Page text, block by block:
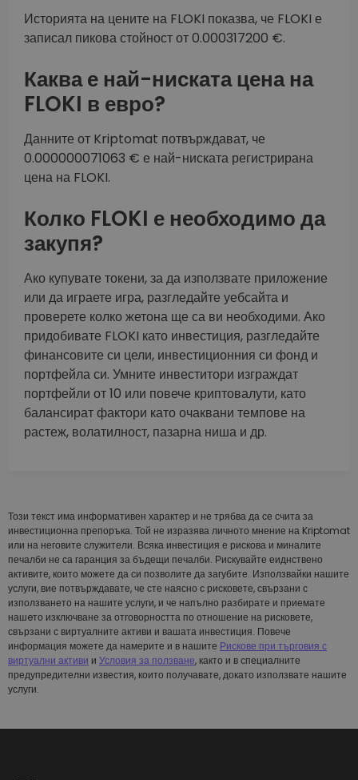
Историята на цените на FLOKI показва, че FLOKI е
записал пикова стойност от 0.000317200 €.
Каква е най-ниската цена на
FLOKI в евро?
Данните от Kriptomat потвърждават, че
0.000000071063 € е най-ниската регистрирана
цена на FLOKI.
Колко FLOKI е необходимо да
закупя?
Ако купувате токени, за да използвате приложение
или да играете игра, разгледайте уебсайта и
проверете колко жетона ще са ви необходими. Ако
придобивате FLOKI като инвестиция, разгледайте
финансовите си цели, инвестиционния си фонд и
портфейла си. Умните инвеститори изграждат
портфейли от 10 или повече криптовалути, като
балансират фактори като очаквани темпове на
растеж, волатилност, пазарна ниша и др.
Този текст има информативен характер и не трябва да се счита за
инвестиционна препоръка. Той не изразява личното мнение на Kriptomat
или на неговите служители. Всяка инвестиция е рискова и миналите
печалби не са гаранция за бъдещи печалби. Рискувайте еиднствено
активите, които можете да си позволите да загубите. Използвайки нашите
услуги, вие потвърждавате, че сте наясно с рисковете, свързани с
използването на нашите услуги, и че напълно разбирате и приемате
нашeто изключване за отговорността по отношение на рисковете,
свързани с виртуалните активи и вашата инвестиция. Повече
информация можете да намерите и в нашите Рискове при търговия с
виртуални активи и Условия за ползване, както и в специалните
предупредителни известия, които получавате, докато използвате нашите
услуги.